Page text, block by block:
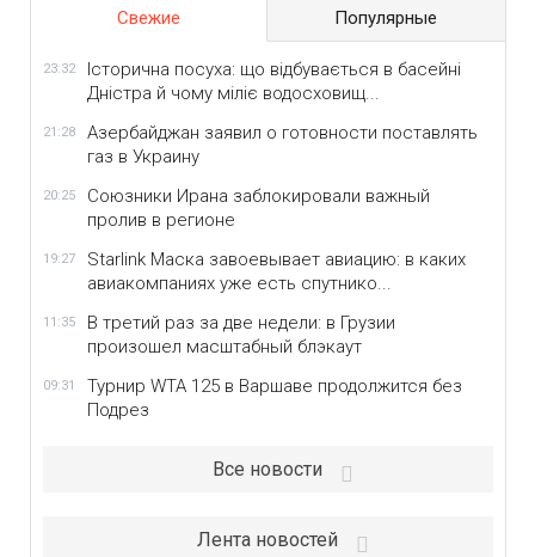
Свежие Популярные
23:32
Історична посуха: що відбувається в басейні
Дністра й чому міліє водосховищ...
21:28
Азербайджан заявил о готовности поставлять
газ в Украину
20:25
Союзники Ирана заблокировали важный
пролив в регионе
19:27
Starlink Маска завоевывает авиацию: в каких
авиакомпаниях уже есть спутнико...
11:35
В третий раз за две недели: в Грузии
произошел масштабный блэкаут
09:31
Турнир WTA 125 в Варшаве продолжится без
Подрез
Все новости
Лента новостей